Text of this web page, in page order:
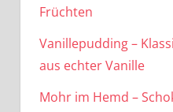
Früchten
Vanillepudding –
aus echter Vanille
Mohr im Hemd –